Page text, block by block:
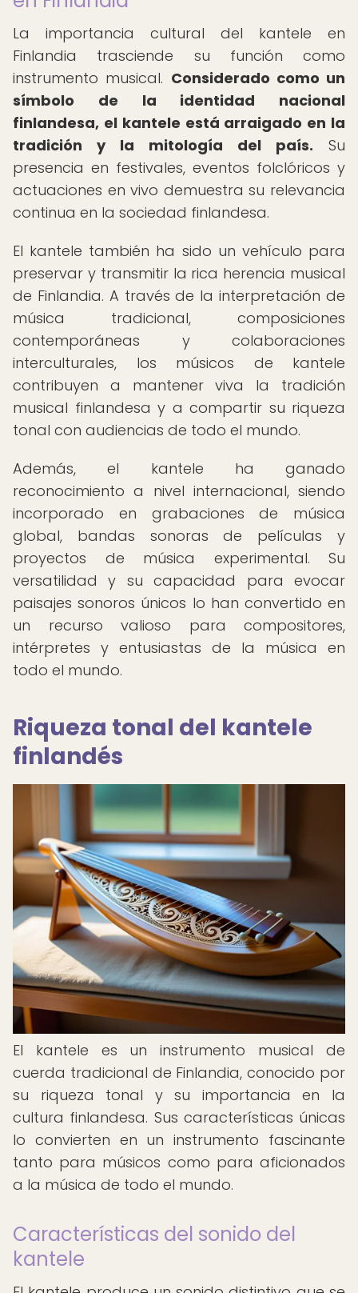
La importancia cultural del kantele en
Finlandia trasciende su función como
instrumento musical. Considerado como un
símbolo de la identidad nacional
finlandesa, el kantele está arraigado en la
tradición y la mitología del país. Su
presencia en festivales, eventos folclóricos y
actuaciones en vivo demuestra su relevancia
continua en la sociedad finlandesa.
El kantele también ha sido un vehículo para
preservar y transmitir la rica herencia musical
de Finlandia. A través de la interpretación de
música tradicional, composiciones
contemporáneas y colaboraciones
interculturales, los músicos de kantele
contribuyen a mantener viva la tradición
musical finlandesa y a compartir su riqueza
tonal con audiencias de todo el mundo.
Además, el kantele ha ganado
reconocimiento a nivel internacional, siendo
incorporado en grabaciones de música
global, bandas sonoras de películas y
proyectos de música experimental. Su
versatilidad y su capacidad para evocar
paisajes sonoros únicos lo han convertido en
un recurso valioso para compositores,
intérpretes y entusiastas de la música en
todo el mundo.
Riqueza tonal del kantele
finlandés
El kantele es un instrumento musical de
cuerda tradicional de Finlandia, conocido por
su riqueza tonal y su importancia en la
cultura finlandesa. Sus características únicas
lo convierten en un instrumento fascinante
tanto para músicos como para aficionados
a la música de todo el mundo.
Características del sonido del
kantele